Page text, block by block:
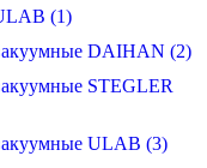
(1)
DAIHAN (2)
STEGLER
ULAB (3)